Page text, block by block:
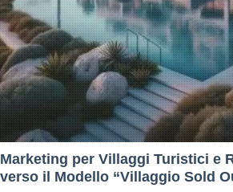
Marketing per Villaggi Turistici e
verso il Modello “Villaggio Sold